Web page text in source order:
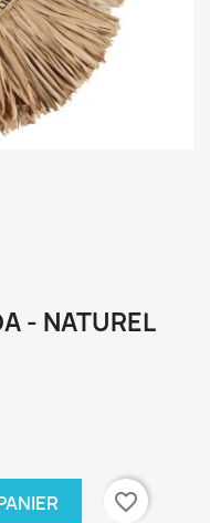
- NATUREL
favorite_border